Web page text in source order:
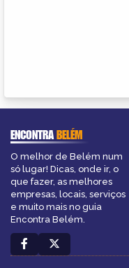
ENCONTRABELÉM
O melhor de Belém num
só lugar! Dicas, onde ir, o
que fazer, as melhores
empresas, locais, serviços
e muito mais no guia
Encontra Belém.